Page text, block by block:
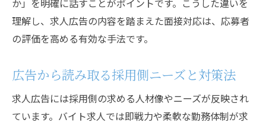
か」を明確に話すことがポイントです。こうした違いを
理解し、求人広告の内容を踏まえた面接対応は、応募者
の評価を高める有効な手法です。
広告から読み取る採用側ニーズと対策法
求人広告には採用側の求める人材像やニーズが反映され
ています。バイト求人では即戦力や柔軟な勤務体制が求